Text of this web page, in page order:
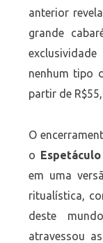
anterior
grande
nenhum tipo
partir de
O
o
em uma
ritualística,
deste
atravessou